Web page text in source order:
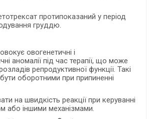
протипоказаний у період
груддю.
овогенетичні і
аномалії під час терапії, що може
репродуктивної функції. Такі
оборотними при припиненні
на швидкість реакції при керуванні
або іншими механізмами.